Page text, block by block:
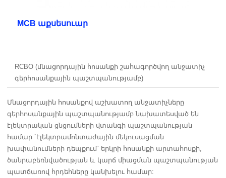
MCB աքսեսուար
RCBO (մնացորդային հոսանքի շահագործվող անջատիչ
գերհոսանքային պաշտպանությամբ)
Մնացորդային հոսանքով աշխատող անջատիչները
գերհոսանքային պաշտպանությամբ նախատեսված են
էլեկտրական ցնցումների վտանգի պաշտպանության
համար `էլեկտրամոնտաժային մեկուսացման
խափանումների դեպքում` երկրի հոսանքի արտահոսքի,
ծանրաբեռնվածության և կարճ միացման պաշտպանության
պատճառով հրդեհները կանխելու համար: